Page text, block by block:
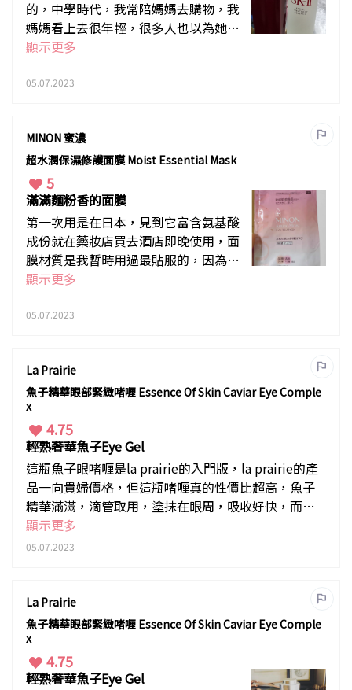
的，中學時代，我常陪媽媽去購物，我
媽媽看上去很年輕，很多人也以為她才
50出頭，比真正的年齡年輕十多年，神
瓶神仙水在我25歲那年開始使用，神仙
得持之以恆。
顯示更多
05.07.2023
MINON 蜜濃
超水潤保濕修護面膜 Moist Essential Mask
5
滿滿麵粉香的面膜
第一次用是在日本，見到它富含氨基酸
成份就在藥妝店買去酒店即晚使用，面
膜材質是我暫時用過最貼服的，因為我
的臉比較小，一般paper mask真的太
貼，而且味道不嗆，帶點像麵粉的香
朋友使用，也讚不絕口。
顯示更多
05.07.2023
La Prairie
魚子精華眼部緊緻啫喱 Essence Of Skin Caviar Eye Comple
x
4.75
輕熟奢華魚子Eye Gel
這瓶魚子眼啫喱是la prairie的入門版，la prairie的產
品一向貴婦價格，但這瓶啫喱真的性價比超高，魚子
精華滿滿，滴管取用，塗抹在眼周，吸收好快，而且
立即感覺到緊緻，是非常明顯感受到！其實這個品
牌，30後已很適合使用，強烈建議由這支眼啫喱開始
顯示更多
05.07.2023
La Prairie
魚子精華眼部緊緻啫喱 Essence Of Skin Caviar Eye Comple
x
4.75
輕熟奢華魚子Eye Gel